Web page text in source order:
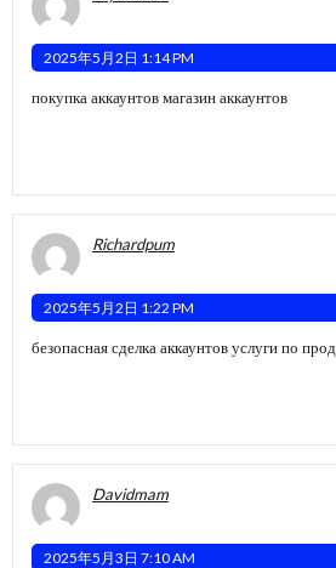
2025年5月2日 1:14 PM
покупка аккаунтовмагазин аккаунтов
Richardpum
2025年5月2日 1:22 PM
безопасная сделка аккаунтовуслуги по
Davidmam
2025年5月3日 7:10 AM